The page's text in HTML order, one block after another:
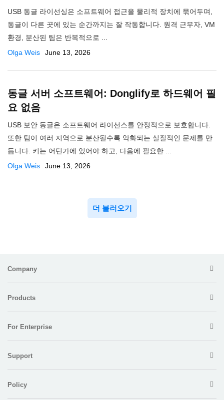
USB 동글 라이선싱은 소프트웨어 접근을 물리적 장치에 묶어두며,
동글이 다른 곳에 있는 순간까지는 잘 작동합니다. 원격 근무자, VM
환경, 분산된 팀은 반복적으로 ...
Olga Weis
June 13, 2026
동글 서버 소프트웨어: Donglify로 하드웨어 필
요 없음
USB 보안 동글은 소프트웨어 라이선스를 안정적으로 보호합니다.
또한 팀이 여러 지역으로 분산될수록 악화되는 실질적인 문제를 만
듭니다. 키는 어딘가에 있어야 하고, 다음에 필요한 ...
Olga Weis
June 13, 2026
더 불러오기
Company
Products
For Enterprise
Support
Policy